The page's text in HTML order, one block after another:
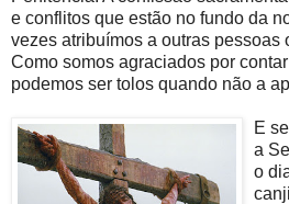
e conflitos que estão no fundo da
vezes atribuímos a outras pessoas
Como somos agraciados por
podemos ser tolos quando não a
E
a
o